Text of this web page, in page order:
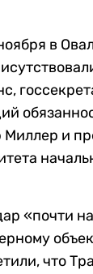
в
и
«почти
что